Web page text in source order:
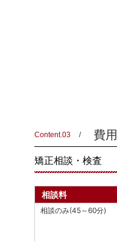
Content.03 費用
矯正相談・検査
相談料
相談のみ(45～60分)